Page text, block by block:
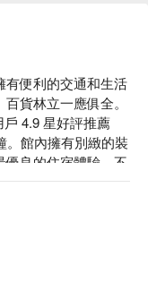
有便利的交通和生活
貨林立一應俱全。
4.9 星好評推薦
。館內擁有別緻的裝
良的住宿體驗，不
需求。
方案立刻查看⬇︎